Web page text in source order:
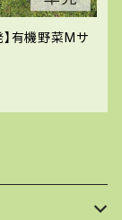
】有機野菜Mサ